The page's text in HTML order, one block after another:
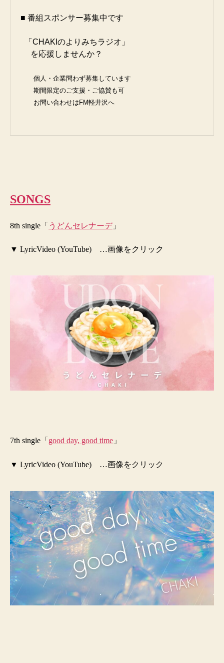
■ 番組スポンサー募集中です
  「CHAKIのよりみちラジオ」
を応援しませんか？
個人・企業問わず募集しています
期間限定のご支援・ご協賛も可
お問い合わせはFM軽井沢へ
SONGS
8th single 「 うどんセレナーデ」
▼ LyricVideo (YouTube) …画像をクリック
7th single 「 good day, good time 」
▼ LyricVideo (YouTube) …画像をクリック